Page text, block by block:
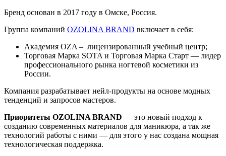
Бренд основан в 2017 году в Омске, Россия.
Группа компаний OZOLINA BRAND включает в себя:
Академия OZA – лицензированный учебный центр;
Торговая Марка SOTA и Торговая Марка Старт — лидер
профессионального рынка ногтевой косметики из
России.
Компания разрабатывает нейл-продукты на основе модных
тенденций и запросов мастеров.
Приоритеты OZOLINA BRAND — это новый подход к
созданию современных материалов для маникюра, а так же
технологий работы с ними — для этого у нас создана мощная
технологическая поддержка.